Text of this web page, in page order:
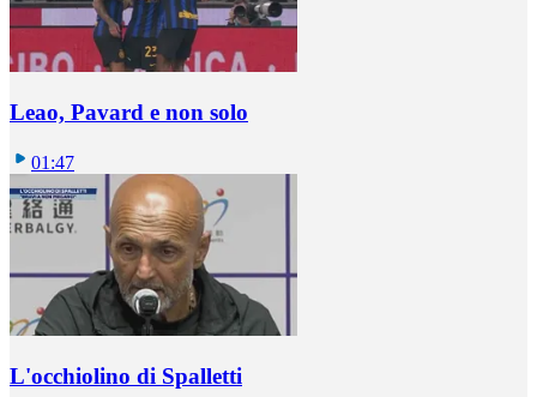
Leao, Pavard e non solo
01:47
L'occhiolino di Spalletti